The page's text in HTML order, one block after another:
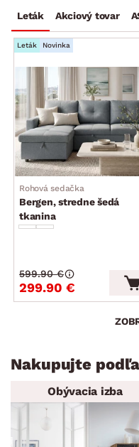
Leták Akciový tovar
Leták Novinka
Rohová sedačka
Bergen, stredne šedá
tkanina
299.90 €
599.90 €
Nakupujte
Obývacia izba